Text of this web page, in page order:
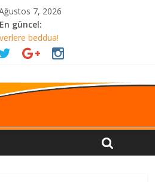
7, 2026
En güncel:
beddua!
Mİ? TÜRKİYE’DE HER ŞEY DAHİL